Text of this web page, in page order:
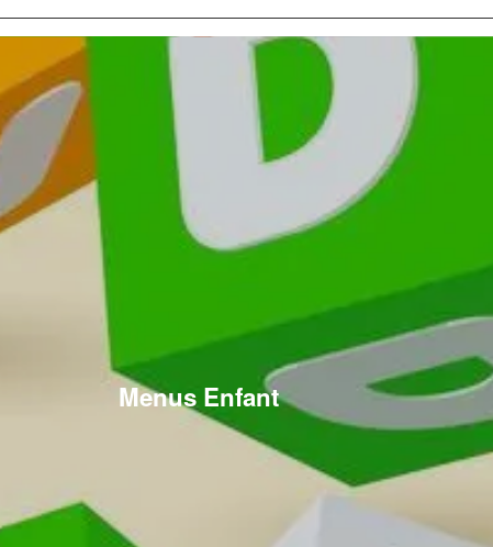
Menus Enfant